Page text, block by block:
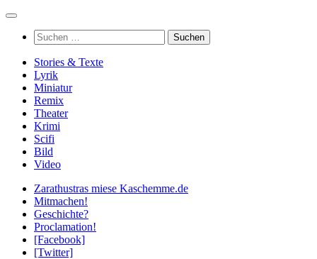
Zum
springenSuchen
nach:
Stories & Texte
Lyrik
Miniatur
Remix
Theater
Krimi
Scifi
Bild
Video
Zarathustras miese Kaschemme.de
Mitmachen!
Geschichte?
Proclamation!
[Facebook]
[Twitter]